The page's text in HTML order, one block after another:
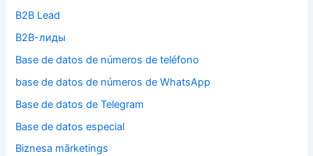
B2B Lead
B2B-лиды
Base de datos de números de teléfono
base de datos de números de WhatsApp
Base de datos de Telegram
Base de datos especial
Biznesa mārketings